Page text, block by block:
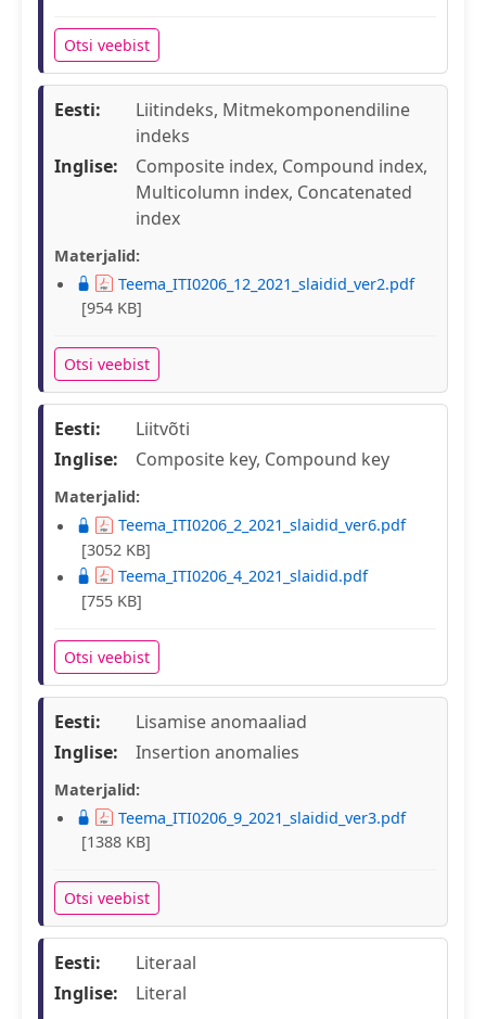
Otsi veebist
Eesti:
Liitindeks, Mitmekomponendiline
indeks
Inglise:
Composite index, Compound index,
Multicolumn index, Concatenated
index
Materjalid:
Teema_ITI0206_12_2021_slaidid_ver2.pdf
[954 KB]
Otsi veebist
Eesti:
Liitvõti
Inglise:
Composite key, Compound key
Materjalid:
Teema_ITI0206_2_2021_slaidid_ver6.pdf
[3052 KB]
Teema_ITI0206_4_2021_slaidid.pdf
[755 KB]
Otsi veebist
Eesti:
Lisamise anomaaliad
Inglise:
Insertion anomalies
Materjalid:
Teema_ITI0206_9_2021_slaidid_ver3.pdf
[1388 KB]
Otsi veebist
Eesti:
Literaal
Inglise:
Literal